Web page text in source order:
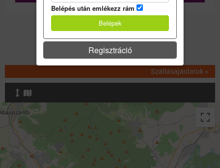
Akciók
Szállásajánlatok »
Belépés után emlékezz rám
Regisztráció